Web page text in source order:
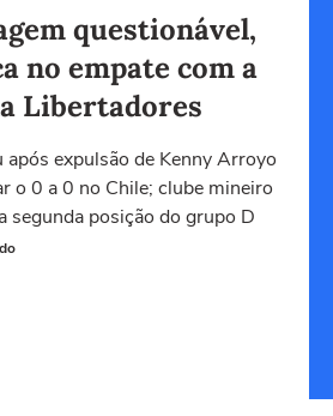
questionável,
no empate com a
Libertadores
após expulsão de Kenny Arroyo
o 0 a 0 no Chile; clube mineiro
segunda posição do grupo D